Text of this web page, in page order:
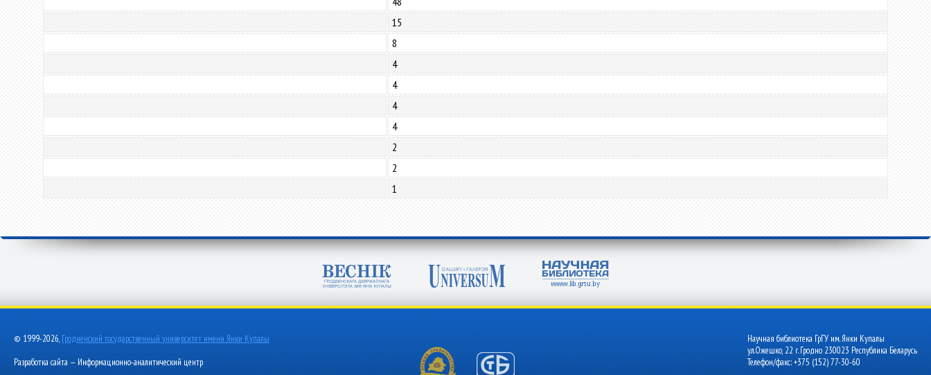
15
8
4
4
4
4
2
2
1
© 1999-2026, Гродненский государственный университет имени Янки Купалы
Разработка сайта — Информационно-аналитический центр
Научная библиотека ГрГУ им. Янки Купалы
ул.Ожешко, 22 г. Гродно 230023 Республика Беларусь
Телефон/факс: +375 (152) 77-30-60